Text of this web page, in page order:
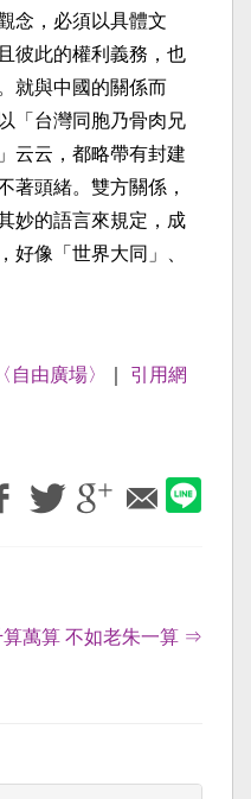
念，必須以具體文
彼此的權利義務，也
就與中國的關係而
「台灣同胞乃骨肉兄
云云，都略帶有封建
著頭緒。雙方關係，
妙的語言來規定，成
好像「世界大同」、
自由廣場〉
引用網
算萬算 不如老朱一算 ⇒